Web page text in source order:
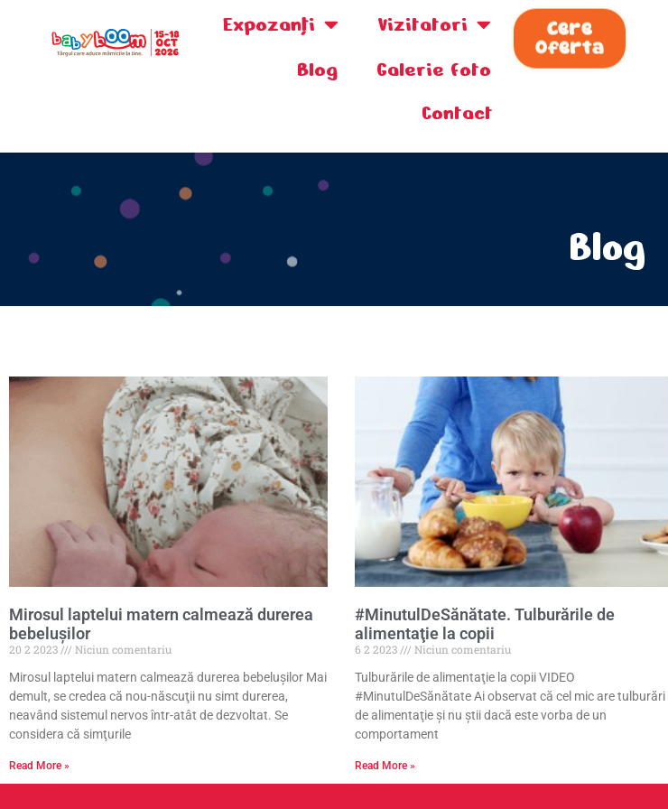
Expozanţi
Vizitatori
Blog
Galerie foto
Contact
Cere
Oferta
Blog
Mirosul laptelui matern calmează durerea
bebeluşilor
20 2 2023
Niciun comentariu
Mirosul laptelui matern calmează durerea bebeluşilor Mai
demult, se credea că nou-născuţii nu simt durerea,
neavând sistemul nervos într-atât de dezvoltat. Se
considera că simţurile
Read More »
#MinutulDeSănătate. Tulburările de
alimentaţie la copii
6 2 2023
Niciun comentariu
Tulburările de alimentaţie la copii VIDEO
#MinutulDeSănătate Ai observat că cel mic are tulburări
de alimentaţie şi nu ştii dacă este vorba de un
comportament
Read More »